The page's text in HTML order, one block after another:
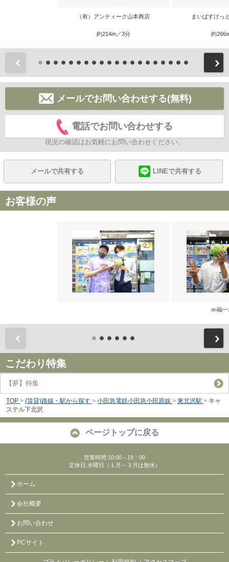
（有）アンティーク山本商店
約214m／3分
まいばすけっ
約
メールでお問い合わせする(無料)
電話でお問い合わせする
現況の確認はお気軽にお問い合わせください。
メールで共有する LINEで共有する
お客様の声
㈱福一
こだわり特集
【夢】特集
TOP > (賃貸)路線・駅から探す > 小田急電鉄小田急小田原線 > 東北沢駅 > キャ
ステル下北沢
ページトップに戻る
営業時間:10:00～19：00
定休日:水曜日（１月～３月は無休）
ホーム
会社概要
お問い合わせ
PCサイト